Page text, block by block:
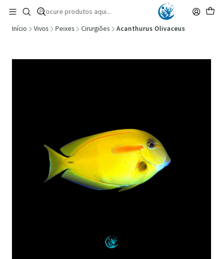
🚚 Portugal Continental: Portes Grátis desde 149,90€ (Envio extresso: 14,90€)
Ler mais
Início Vivos Peixes Cirurgiões Acanthurus Olivaceus